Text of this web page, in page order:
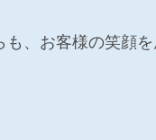
も、お客様の笑顔